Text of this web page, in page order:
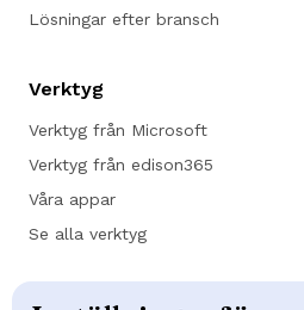
Lösningar efter bransch
Verktyg
Verktyg från Microsoft
Verktyg från edison365
Våra appar
Se alla verktyg
Kundcase